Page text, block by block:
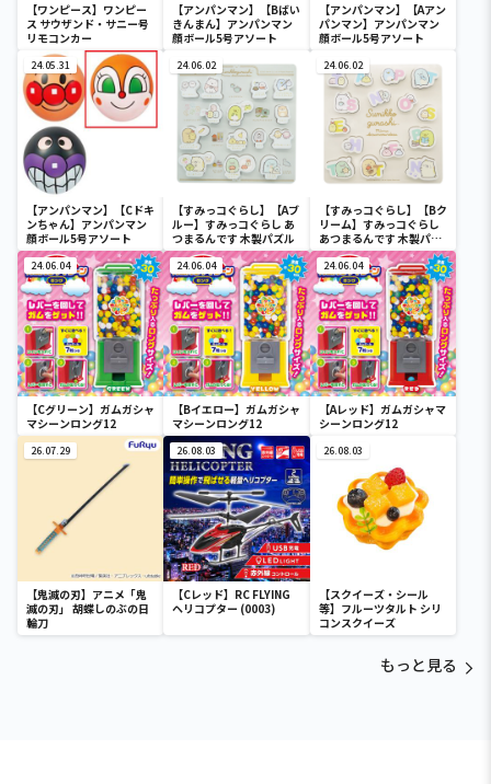
【ワンピース】ワンピー
ス サウザンド・サニー号
リモコンカー
【アンパンマン】【Bばい
きんまん】アンパンマン
顔ボール5号アソート
【アンパンマン】【Aアン
パンマン】アンパンマン
顔ボール5号アソート
24.05.31
【アンパンマン】【Cドキ
ンちゃん】アンパンマン
顔ボール5号アソート
24.06.02
【すみっコぐらし】【Aブ
ルー】すみっコぐらし あ
つまるんです 木製パズル
24.06.02
【すみっコぐらし】【Bク
リーム】すみっコぐらし
あつまるんです 木製パズ
ル
24.06.04
【Cグリーン】ガムガシャ
マシーンロング12
24.06.04
【Bイエロー】ガムガシャ
マシーンロング12
24.06.04
【Aレッド】ガムガシャマ
シーンロング12
26.07.29
【鬼滅の刃】アニメ「鬼
滅の刃」 胡蝶しのぶの日
輪刀
26.08.03
【Cレッド】RC FLYING
ヘリコプター (0003)
26.08.03
【スクイーズ・シール
等】フルーツタルト シリ
コンスクイーズ
もっと見る